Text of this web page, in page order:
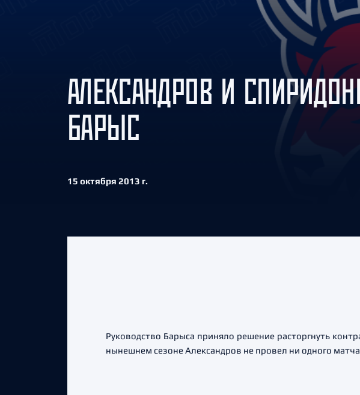
Амур
Барыс
Салават Юлаев
Сибирь
АЛЕКСАНДРОВ И
БАРЫС
15 октября 2013 г.
Руководство Барыса приняло решение расторгнуть
нынешнем сезоне Александров не провел ни одного